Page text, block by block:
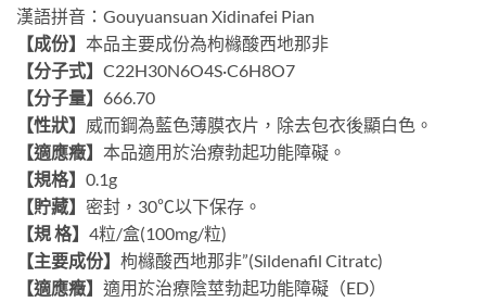
漢語拼音：Gouyuansuan Xidinafei Pian
【成份】 本品主要成份為枸櫞酸西地那非
【分子式】 C22H30N6O4S·C6H8O7
【分子量】 666.70
【性狀】 威而鋼為藍色薄膜衣片，除去包衣後顯白色。
【適應癥】 本品適用於治療勃起功能障礙。
【規格】 0.1g
【貯藏】 密封，30℃以下保存。
【規 格】 4粒/盒(100mg/粒)
【主要成份】 枸櫞酸西地那非”(Sildenafil Citratc)
【適應癥】 適用於治療陰莖勃起功能障礙（ED）